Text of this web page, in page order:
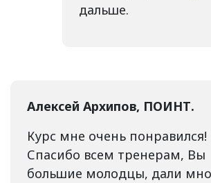
дальше.
Алексей Архипов, ПОИНТ.
Курс мне очень понравился!
Спасибо всем тренерам, Вы
большие молодцы, дали